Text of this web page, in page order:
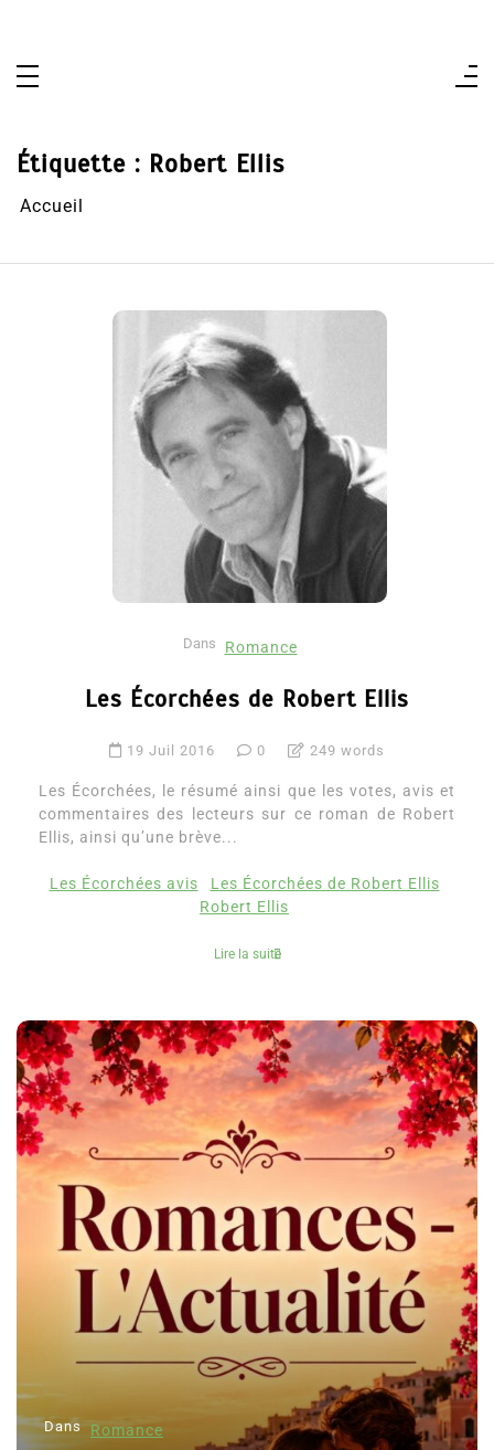
Étiquette : Robert Ellis
Accueil
Dans Romance
Les Écorchées de Robert Ellis
19 Juil 2016 0 249 words
Les Écorchées, le résumé ainsi que les votes, avis et
commentaires des lecteurs sur ce roman de Robert
Ellis, ainsi qu’une brève...
Les Écorchées avis
Les Écorchées de Robert Ellis
Robert Ellis
Lire la suite
Dans Romance